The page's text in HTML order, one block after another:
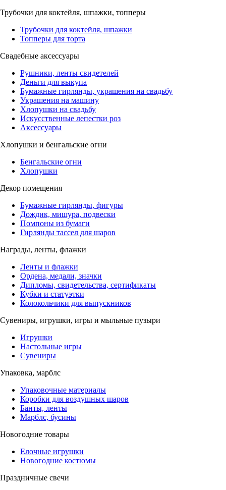
Трубочки для коктейля, шпажки, топперы
Трубочки для коктейля, шпажки
Топперы для торта
Свадебные аксессуары
Рушники, ленты свидетелей
Деньги для выкупа
Бумажные гирлянды, украшения на свадьбу
Украшения на машину
Хлопушки на свадьбу
Искусственные лепестки роз
Аксессуары
Хлопушки и бенгальские огни
Бенгальские огни
Хлопушки
Декор помещения
Бумажные гирлянды, фигуры
Дождик, мишура, подвески
Помпоны из бумаги
Гирлянды тассел для шаров
Награды, ленты, флажки
Ленты и флажки
Ордена, медали, значки
Дипломы, свидетельства, сертификаты
Кубки и статуэтки
Колокольчики для выпускников
Сувениры, игрушки, игры и мыльные пузыри
Игрушки
Настольные игры
Сувениры
Упаковка, марблс
Упаковочные материалы
Коробки для воздушных шаров
Банты, ленты
Марблс, бусины
Новогодние товары
Елочные игрушки
Новогодние костюмы
Праздничные свечи